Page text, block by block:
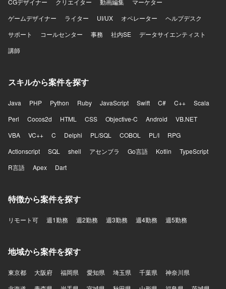
CGデザイナー
クリエイター 動画編集
マーケター
ゲームデザイナー
ライター UI/UX オペレーター
ヘルプデスク
サポート
コールセンター 事務 社内SE
データサイエンティスト
講師
スキルから案件を探す
Java PHP Python Ruby JavaScript Swift C# C++
Scala
Perl
Cocos2d HTML CSS Objective-C Android
VB.NET
VBA
VC++ C Delphi PL/SQL COBOL PL/I
RPG
Actionscript
SQL shell アセンブラ Go言語 Kotlin
TypeScript
R言語
Apex Dart
特徴から案件を探す
リモート可 週1勤務 週2勤務 週3勤務 週4勤務 週5勤務
地域から案件を探す
東京都 大阪府 福岡県 愛知県 埼玉県 千葉県
神奈川県